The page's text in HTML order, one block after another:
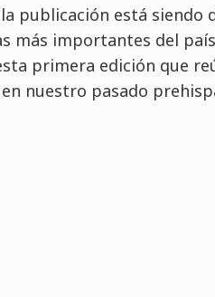
publicación está
más importantes del
primera edición que
nuestro pasado